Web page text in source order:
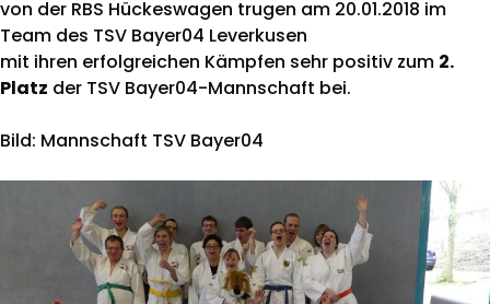
von der RBS Hückeswagen trugen am 20.01.2018 im
Team des TSV Bayer04 Leverkusen
mit ihren erfolgreichen Kämpfen sehr positiv zum 2.
Platz der TSV Bayer04-Mannschaft bei.
Bild: Mannschaft TSV Bayer04